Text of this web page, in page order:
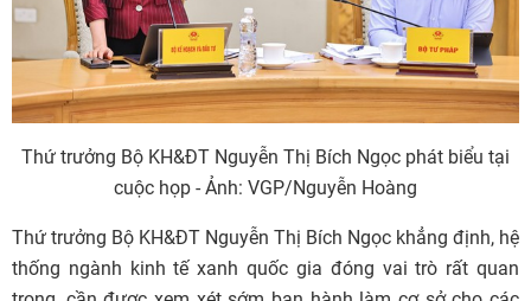
Thứ trưởng Bộ KH&ĐT Nguyễn Thị Bích Ngọc phát biểu tại
cuộc họp - Ảnh: VGP/Nguyễn Hoàng
Thứ trưởng Bộ KH&ĐT Nguyễn Thị Bích Ngọc khẳng định, hệ
thống ngành kinh tế xanh quốc gia đóng vai trò rất quan